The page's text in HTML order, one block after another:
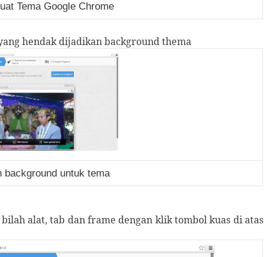
Tema Google Chrome
hendak dijadikan background thema
background untuk tema
alat, tab dan frame dengan klik tombol kuas di atas